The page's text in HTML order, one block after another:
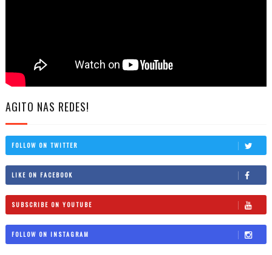
AGITO NAS REDES!
FOLLOW ON TWITTER
LIKE ON FACEBOOK
SUBSCRIBE ON YOUTUBE
FOLLOW ON INSTAGRAM